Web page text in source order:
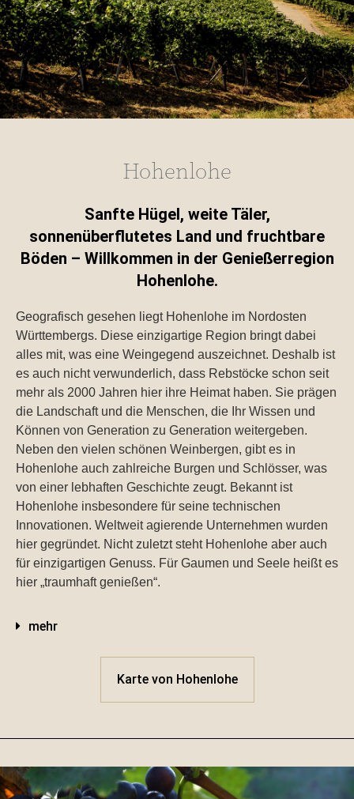
Hohenlohe
Sanfte Hügel, weite Täler,
sonnenüberflutetes Land und fruchtbare
Böden – Willkommen in der Genießerregion
Hohenlohe.
Geografisch gesehen liegt Hohenlohe im Nordosten
Württembergs. Diese einzigartige Region bringt dabei
alles mit, was eine Weingegend auszeichnet. Deshalb ist
es auch nicht verwunderlich, dass Rebstöcke schon seit
mehr als 2000 Jahren hier ihre Heimat haben. Sie prägen
die Landschaft und die Menschen, die Ihr Wissen und
Können von Generation zu Generation weitergeben.
Neben den vielen schönen Weinbergen, gibt es in
Hohenlohe auch zahlreiche Burgen und Schlösser, was
von einer lebhaften Geschichte zeugt. Bekannt ist
Hohenlohe insbesondere für seine technischen
Innovationen. Weltweit agierende Unternehmen wurden
hier gegründet. Nicht zuletzt steht Hohenlohe aber auch
für einzigartigen Genuss. Für Gaumen und Seele heißt es
hier „traumhaft genießen“.
mehr
Karte von Hohenlohe